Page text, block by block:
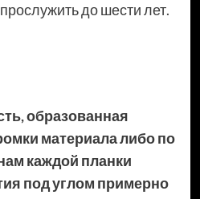
до шести лет.
образованная
материала либо по
каждой планки
под углом примерно